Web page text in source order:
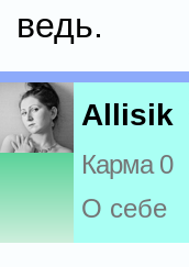
ведь.
Allisik
Карма 0
О себе